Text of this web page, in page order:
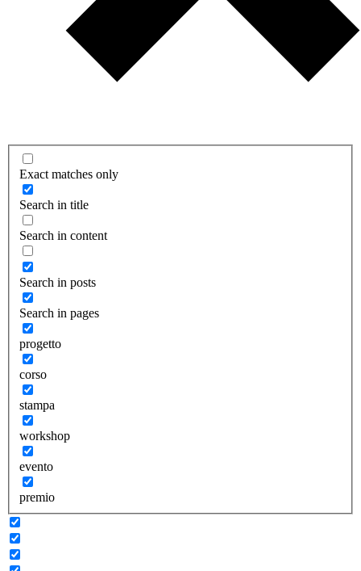
Exact matches only
Search in title
Search in content
Search in posts
Search in pages
progetto
corso
stampa
workshop
evento
premio